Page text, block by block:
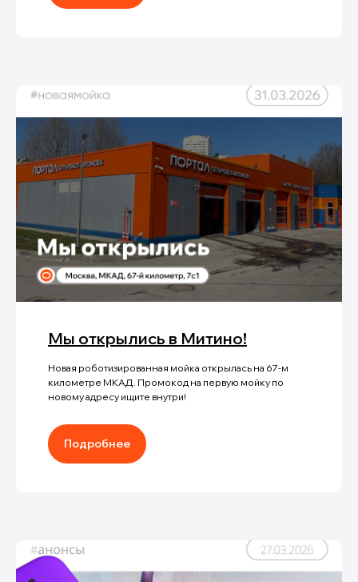
Мы открылись в Митино!
Новая роботизированная мойка открылась на 67-м
километре МКАД. Промокод на первую мойку по
новому адресу ищите внутри!
Подробнее